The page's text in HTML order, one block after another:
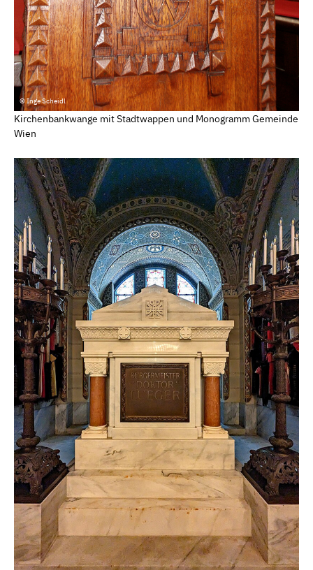
© Inge Scheidl
Kirchenbankwange mit Stadtwappen und Monogramm Gemeinde
Wien